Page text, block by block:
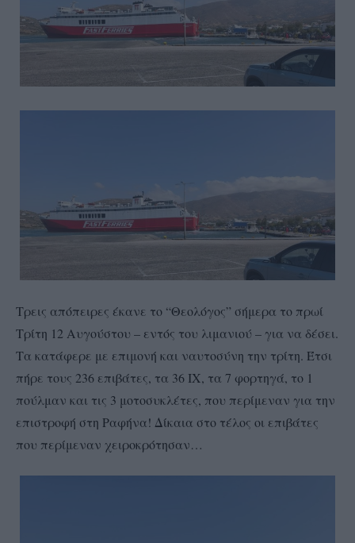
Τρεις απόπειρες έκανε το “Θεολόγος” σήμερα το πρωί
Τρίτη 12 Αυγούστου – εντός του λιμανιού – για να δέσει.
Τα κατάφερε με επιμονή και ναυτοσύνη την τρίτη. Έτσι
πήρε τους 236 επιβάτες, τα 36 ΙΧ, τα 7 φορτηγά, το 1
πούλμαν και τις 3 μοτοσυκλέτες, που περίμεναν για την
επιστροφή στη Ραφήνα! Δίκαια στο τέλος οι επιβάτες
που περίμεναν χειροκρότησαν…